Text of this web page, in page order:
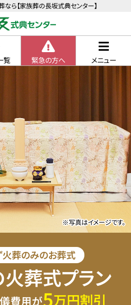
ら【家族葬の長坂式典センター】
覧 緊急の方へ メニュー
※写真はイメージです。
火葬のみのお葬式
葬式プラン
費用が5万円割引